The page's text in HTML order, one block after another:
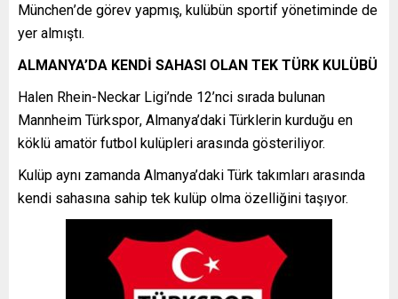
München’de görev yapmış, kulübün sportif yönetiminde de
yer almıştı.
ALMANYA’DA KENDİ SAHASI OLAN TEK TÜRK KULÜBÜ
Halen Rhein-Neckar Ligi’nde 12’nci sırada bulunan
Mannheim Türkspor, Almanya’daki Türklerin kurduğu en
köklü amatör futbol kulüpleri arasında gösteriliyor.
Kulüp aynı zamanda Almanya’daki Türk takımları arasında
kendi sahasına sahip tek kulüp olma özelliğini taşıyor.